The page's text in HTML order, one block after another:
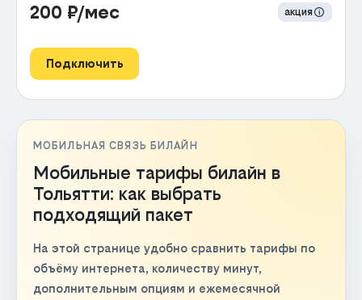
200 ₽/мес акция
Подключить
МОБИЛЬНАЯ СВЯЗЬ БИЛАЙН
Мобильные тарифы билайн в
Тольятти: как выбрать
подходящий пакет
На этой странице удобно сравнить тарифы по
объёму интернета, количеству минут,
дополнительным опциям и ежемесячной